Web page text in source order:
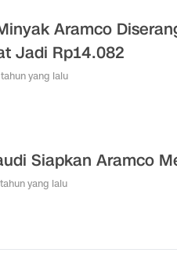
Aramco
Jadi Rp14.082
tahun yang lalu
Siapkan Aramco
tahun yang lalu